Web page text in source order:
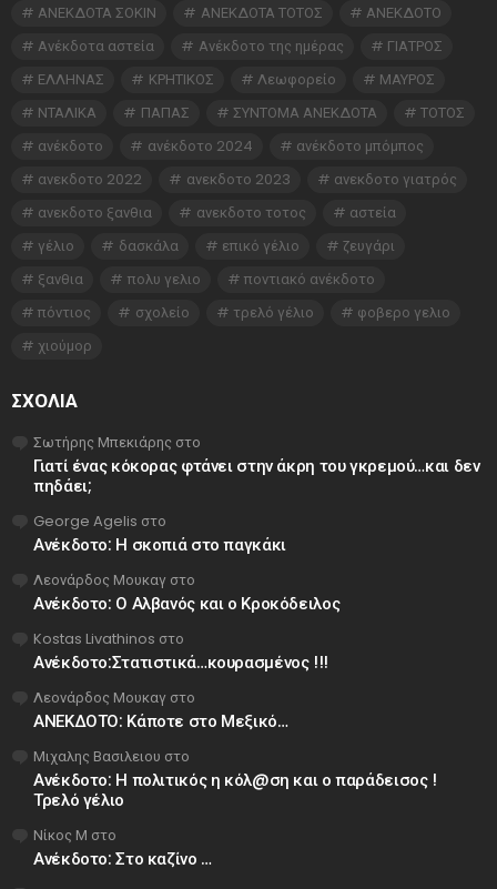
ΑΝΕΚΔΟΤΑ ΣΟΚΙΝ
ΑΝΕΚΔΟΤΑ ΤΟΤΟΣ
ΑΝΕΚΔΟΤΟ
Ανέκδοτα αστεία
Ανέκδοτο της ημέρας
ΓΙΑΤΡΟΣ
ΕΛΛΗΝΑΣ
ΚΡΗΤΙΚΟΣ Λεωφορείο
ΜΑΥΡΟΣ
ΝΤΑΛΙΚΑ
ΠΑΠΑΣ ΣΥΝΤΟΜΑ ΑΝΕΚΔΟΤΑ
ΤΟΤΟΣ
ανέκδοτο
ανέκδοτο 2024
ανέκδοτο μπόμπος
ανεκδοτο 2022
ανεκδοτο 2023
ανεκδοτο γιατρός
ανεκδοτο ξανθια
ανεκδοτο τοτος
αστεία
γέλιο
δασκάλα επικό γέλιο
ζευγάρι
ξανθια
πολυ γελιο
ποντιακό ανέκδοτο
πόντιος
σχολείο τρελό γέλιο
φοβερο γελιο
χιούμορ
ΣΧΌΛΙΑ
Σωτήρης Μπεκιάρης στο
Γιατί ένας κόκορας φτάνει στην άκρη του γκρεμού…και δεν
πηδάει;
George Agelis στο
Ανέκδοτο: Η σκοπιά στο παγκάκι
Λεονάρδος Μουκαγ στο
Ανέκδοτο: Ο Αλβανός και ο Κροκόδειλος
Kostas Livathinos στο
Ανέκδοτο:Στατιστικά…κουρασμένος !!!
Λεονάρδος Μουκαγ στο
ΑΝΕΚΔΟΤΟ: Κάποτε στο Μεξικό…
Μιχαλης Βασιλειου στο
Ανέκδοτο: Η πολιτικός η κόλ@ση και ο παράδεισος !
Τρελό γέλιο
Νίκος Μ στο
Ανέκδοτο: Στο καζίνο …